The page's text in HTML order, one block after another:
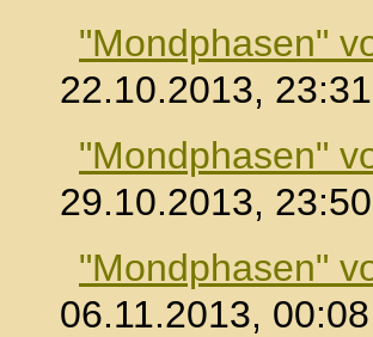
"Mondphasen"
22.10.2013, 23:31
"Mondphasen"
29.10.2013, 23:50
"Mondphasen"
06.11.2013, 00:08